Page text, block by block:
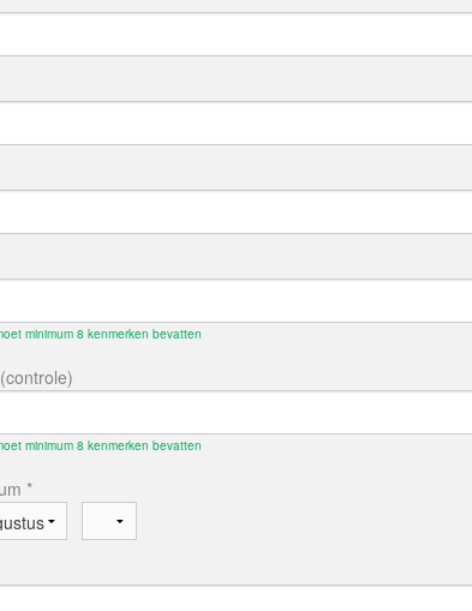
minimum 8 kenmerken bevatten
minimum 8 kenmerken bevatten
*